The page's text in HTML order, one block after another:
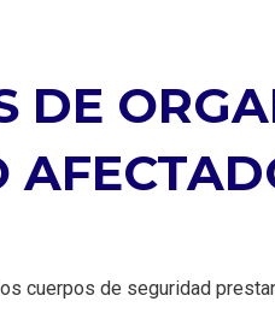
DE
cuerpos de seguridad